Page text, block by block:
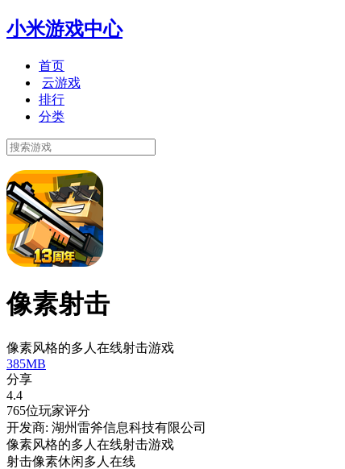
小米游戏中心
首页
云游戏
排行
分类
像素射击
像素风格的多人在线射击游戏
385MB
分享
4.4
765位玩家评分
开发商: 湖州雷斧信息科技有限公司
像素风格的多人在线射击游戏
射击像素休闲多人在线